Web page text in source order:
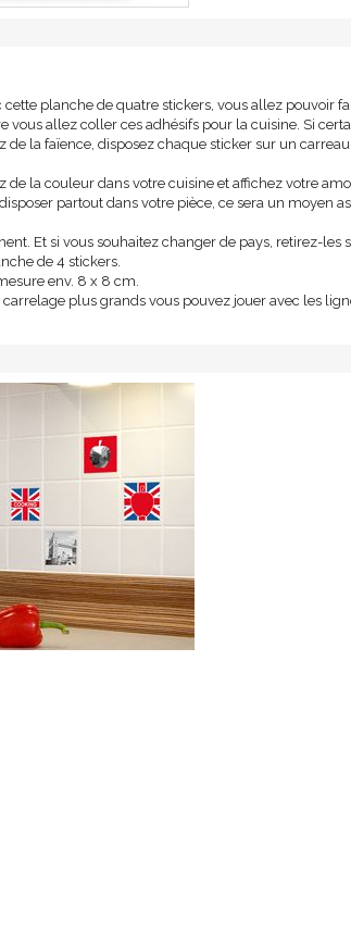
cette planche de quatre stickers, vous allez pouvoir
allez coller ces adhésifs pour la cuisine. Si
de la faïence, disposez chaque sticker sur un
de la couleur dans votre cuisine et affichez votre
partout dans votre pièce, ce sera un moyen
Et si vous souhaitez changer de pays, retirez-
de 4 stickers.
env. 8 x 8 cm.
carrelage plus grands vous pouvez jouer avec les